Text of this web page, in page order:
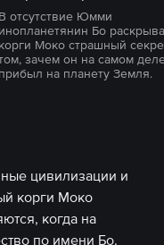
В отсутствие Юмми
инопланетянин Бо
корги Моко страшный
зачем он на самом
прибыл на планету Земля.
цивилизации и
корги Моко
когда на
по имени Бо.